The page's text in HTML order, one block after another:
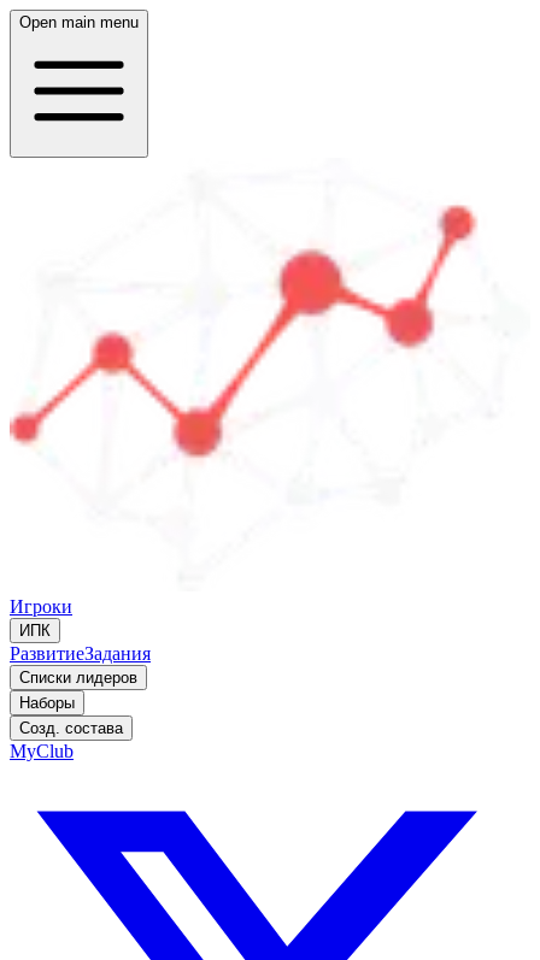
Open main menu
Игроки
ИПК
РазвитиеЗадания
Списки лидеров
Наборы
Созд. состава
MyClub